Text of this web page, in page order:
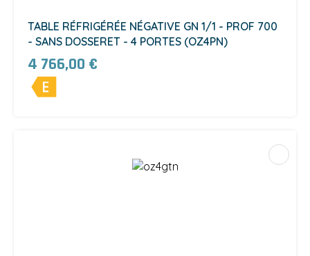
TABLE RÉFRIGÉRÉE NÉGATIVE GN 1/1 - PROF 700
- SANS DOSSERET - 4 PORTES (OZ4PN)
4 766,00 €